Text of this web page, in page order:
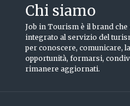
Chi siamo
Job in Tourism è il brand
integrato al servizio del
per conoscere, comunicare,
opportunità, formarsi,
rimanere aggiornati.